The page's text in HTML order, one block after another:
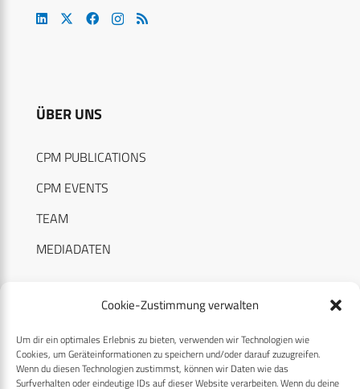
Cookie-Zustimmung verwalten
Um dir ein optimales Erlebnis zu bieten, verwenden wir Technologien wie
Cookies, um Geräteinformationen zu speichern und/oder darauf zuzugreifen.
Wenn du diesen Technologien zustimmst, können wir Daten wie das
Surfverhalten oder eindeutige IDs auf dieser Website verarbeiten. Wenn du deine
ÜBER UNS
CPM PUBLICATIONS
CPM EVENTS
TEAM
MEDIADATEN
RECHTLICHES